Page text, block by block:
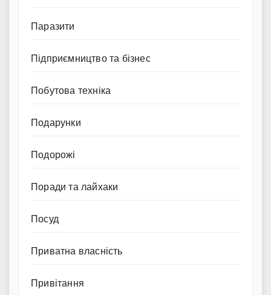
Паразити
Підприємництво та бізнес
Побутова техніка
Подарунки
Подорожі
Поради та лайхаки
Посуд
Приватна власність
Привітання